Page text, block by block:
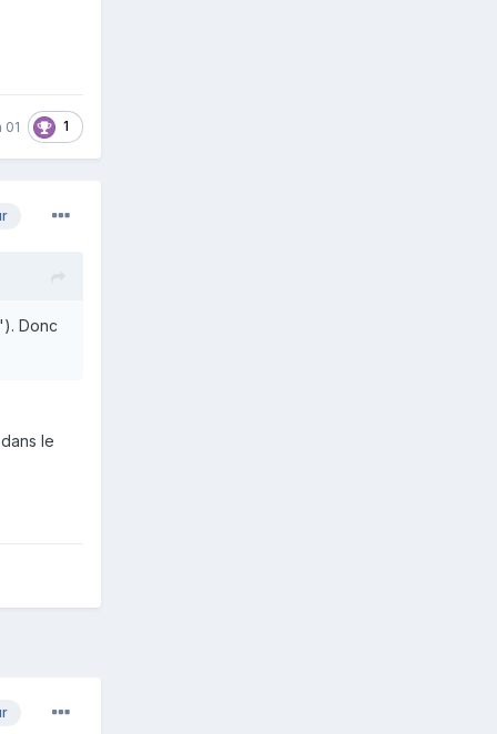
01 1
Donc
le